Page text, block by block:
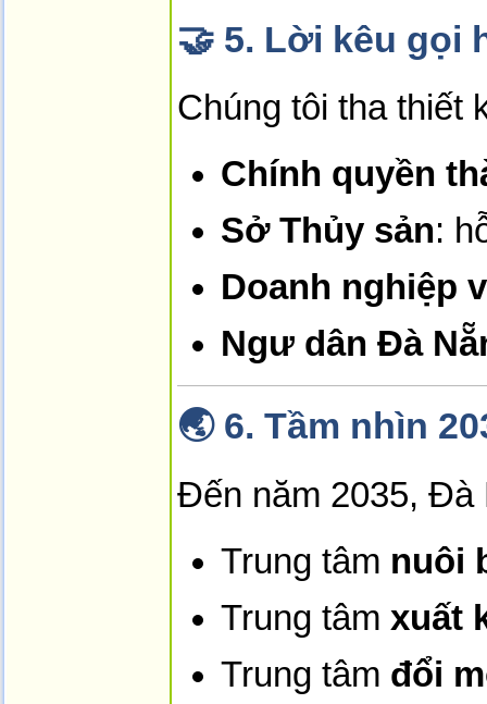
🤝 5. Lời kêu gọi
Chúng tôi tha thiết
Chính quyền
Sở Thủy sản:
Doanh nghiệp
Ngư dân Đà
🌏 6. Tầm nhìn
Đến năm 2035, Đà
Trung tâm nuôi
Trung tâm xuất
Trung tâm đổi